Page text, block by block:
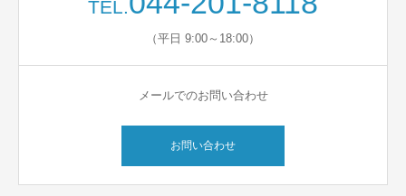
TEL.
（平日 9:00～18:00）
メールでのお問い合わせ
お問い合わせ